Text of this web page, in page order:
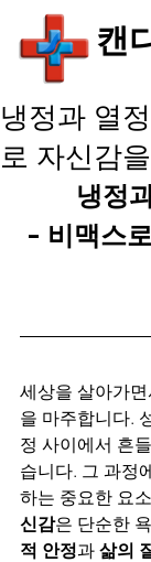
캔
냉정과 열
로 자신감
냉정
- 비맥스
세상을 살아가
을 마주합니다.
정 사이에서 흔
습니다. 그 과정
하는 중요한 요
신감은 단순한
적 안정과 삶의